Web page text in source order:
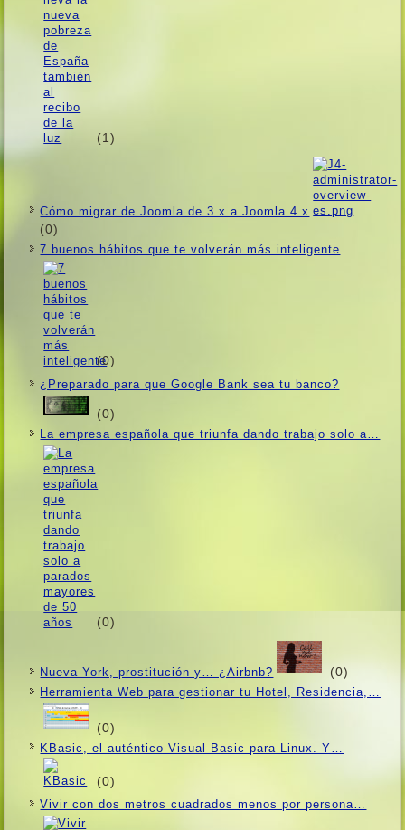
(1)
Cómo migrar de Joomla de 3.x a Joomla 4.x
(0)
7 buenos hábitos que te volverán más inteligente
(0)
¿Preparado para que Google Bank sea tu banco?
(0)
La empresa española que triunfa dando trabajo solo a…
(0)
Nueva York, prostitución y… ¿Airbnb? (0)
Herramienta Web para gestionar tu Hotel, Residencia,…
(0)
KBasic, el auténtico Visual Basic para Linux. Y…
(0)
Vivir con dos metros cuadrados menos por persona…